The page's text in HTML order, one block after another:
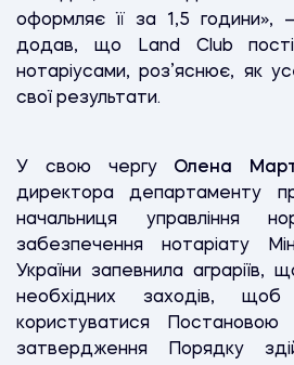
оформляє її за 1,5 години»,
додав, що Land Club
нотаріусами, роз’яснює, як
свої результати.
У свою чергу Олена
директора департаменту
начальниця управління
забезпечення нотаріату
України запевнила аграріїв,
необхідних заходів, щоб
користуватися
затвердження Порядку